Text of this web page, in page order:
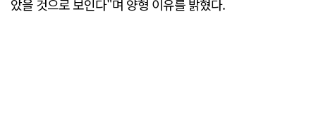
았을 것으로 보인다"며 양형 이유를 밝혔다.